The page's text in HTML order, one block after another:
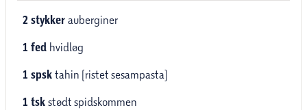
2 stykker auberginer
1 fed hvidløg
1 spsk tahin (ristet sesampasta)
1 tsk stødt spidskommen